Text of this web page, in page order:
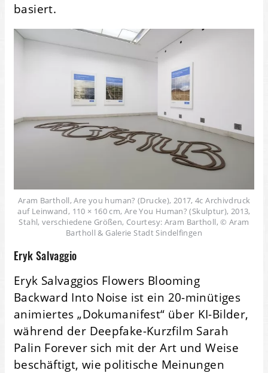
basiert.
Aram Bartholl, Are you human? (Drucke), 2017, 4c Archivdruck
auf Leinwand, 110 × 160 cm, Are You Human? (Skulptur), 2013,
Stahl, verschiedene Größen, Courtesy: Aram Bartholl, © Aram
Bartholl & Galerie Stadt Sindelfingen
Eryk Salvaggio
Eryk Salvaggios Flowers Blooming
Backward Into Noise ist ein 20-minütiges
animiertes „Dokumanifest“ über KI-Bilder,
während der Deepfake-Kurzfilm Sarah
Palin Forever sich mit der Art und Weise
beschäftigt, wie politische Meinungen